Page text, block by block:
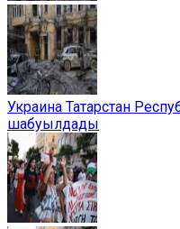
Украина Татарстан
шабуылдады